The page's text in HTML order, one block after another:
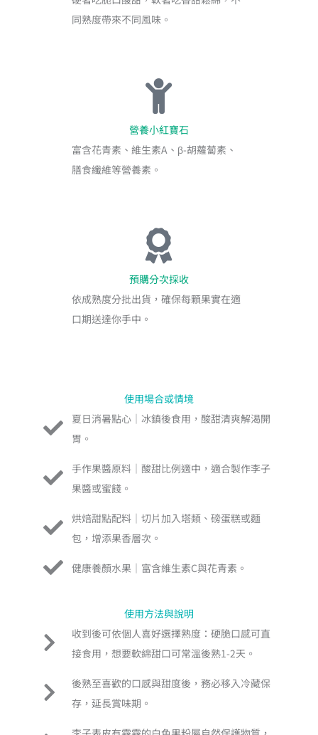
同熟度帶來不同風味。
營養小紅寶石
富含花青素、維生素A、β-胡蘿蔔素、
膳食纖維等營養素。
預購分次採收
依成熟度分批出貨，確保每顆果實在適
口期送達你手中。
使用場合或情境
夏日消暑點心｜冰鎮後食用，酸甜清爽解渴開
胃。
手作果醬原料｜酸甜比例適中，適合製作李子
果醬或蜜餞。
烘焙甜點配料｜切片加入塔類、磅蛋糕或麵
包，增添果香層次。
健康養顏水果｜富含維生素C與花青素。
使用方法與說明
收到後可依個人喜好選擇熟度：硬脆口感可直
接食用，想要軟綿甜口可常溫後熟1-2天。
後熟至喜歡的口感與甜度後，務必移入冷藏保
存，延長賞味期。